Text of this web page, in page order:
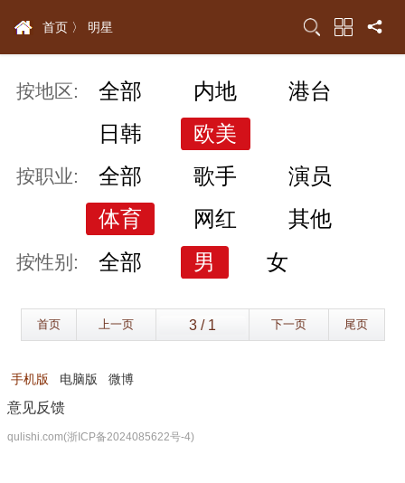
首页 〉 明星
按地区: 全部 内地
港台
日韩
欧美
按职业: 全部 歌手
演员
体育
网红 其他
按性别: 全部 男 女
首页 上一页 下一页 尾页
手机版 电脑版 微博
意见反馈
qulishi.com(浙ICP备2024085622号-4)